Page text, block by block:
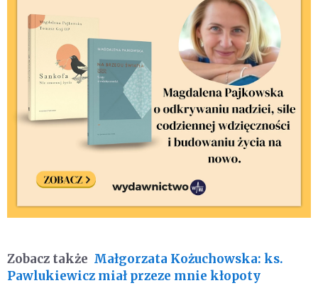
Zobacz także Małgorzata Kożuchowska: ks.
Pawlukiewicz miał przeze mnie kłopoty